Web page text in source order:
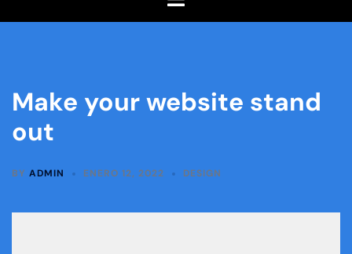
Make your website stand
out
BY ADMIN ENERO 12, 2022 DESIGN